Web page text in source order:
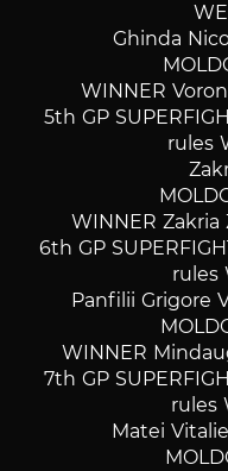
Ghinda
WINNER
5th GP
rules
WINNER Zakria
6th GP
rules
Panfilii Grigore
WINNER
7th GP
rules
Matei